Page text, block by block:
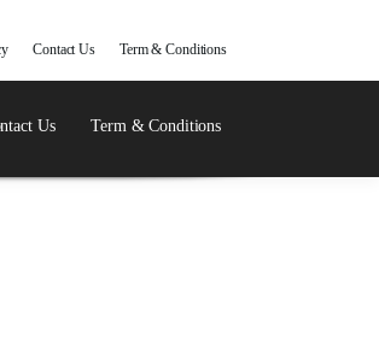
Contact Us Term & Conditions
Us Term & Conditions